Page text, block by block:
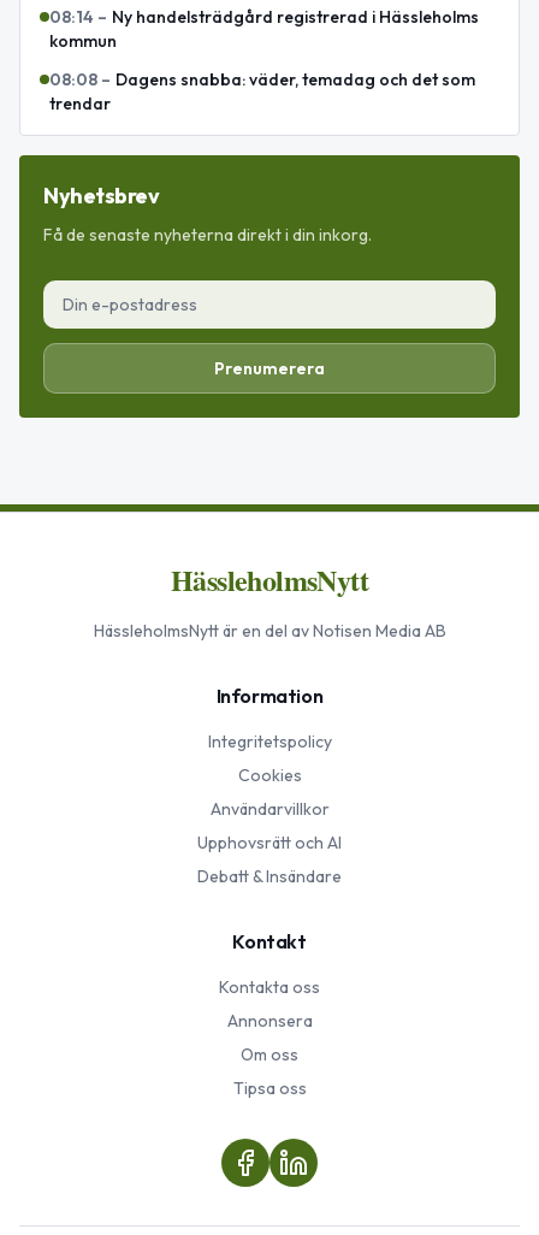
08:14 – Ny handelsträdgård registrerad i Hässleholms
kommun
08:08 – Dagens snabba: väder, temadag och det som
trendar
Nyhetsbrev
Få de senaste nyheterna direkt i din inkorg.
Prenumerera
HässleholmsNytt
HässleholmsNyttär en del av Notisen Media AB
Information
Integritetspolicy
Cookies
Användarvillkor
Upphovsrätt och AI
Debatt & Insändare
Kontakt
Kontakta oss
Annonsera
Om oss
Tipsa oss